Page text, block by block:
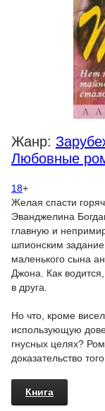
Жанр:
Любовные
18+
Желая спасти
Эванджелина
главную и
шпионским
маленького сына
Джона. Как
в друга.
Но что, кроме
использующую
гнусных целях?
доказательство
Книга